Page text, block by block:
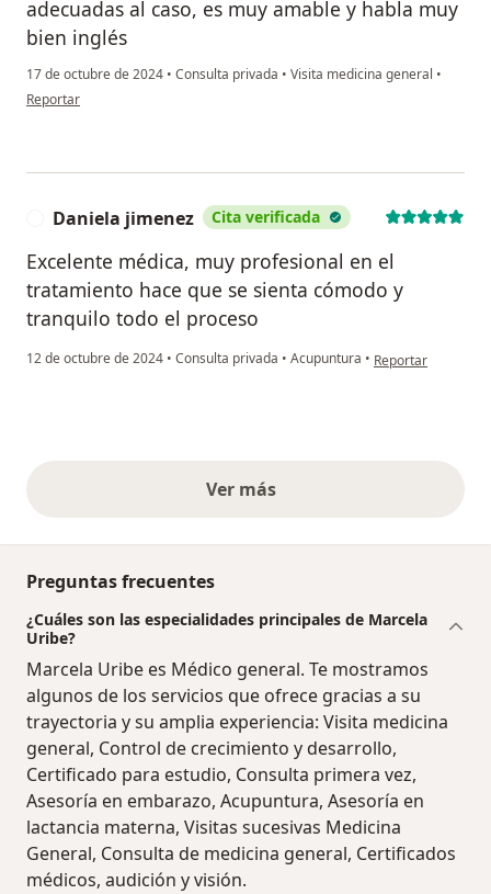
adecuadas al caso, es muy amable y habla muy
bien inglés
17 de octubre de 2024 • Consulta privada • Visita medicina general •
en opinión del usuario Giannoulis G.
Reportar
Daniela jimenez Cita verificada
Excelente médica, muy profesional en el
tratamiento hace que se sienta cómodo y
tranquilo todo el proceso
12 de octubre de 2024 • Consulta privada • Acupuntura • en opinión del
Reportar
Ver másopiniones anteriores
Preguntas frecuentes
¿Cuáles son las especialidades principales de Marcela
Uribe?
Marcela Uribe es Médico general. Te mostramos
algunos de los servicios que ofrece gracias a su
trayectoria y su amplia experiencia: Visita medicina
general, Control de crecimiento y desarrollo,
Certificado para estudio, Consulta primera vez,
Asesoría en embarazo, Acupuntura, Asesoría en
lactancia materna, Visitas sucesivas Medicina
General, Consulta de medicina general, Certificados
médicos, audición y visión.